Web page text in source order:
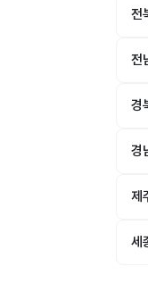
전
전
경
경
제
세